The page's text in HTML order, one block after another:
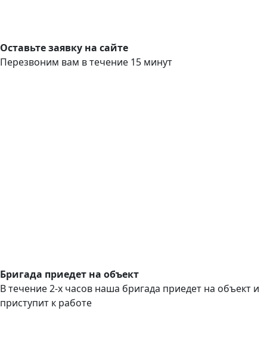
Оставьте заявку на сайте
Перезвоним вам в течение 15 минут
Бригада приедет на объект
В течение 2-х часов наша бригада приедет на объект и
приступит к работе